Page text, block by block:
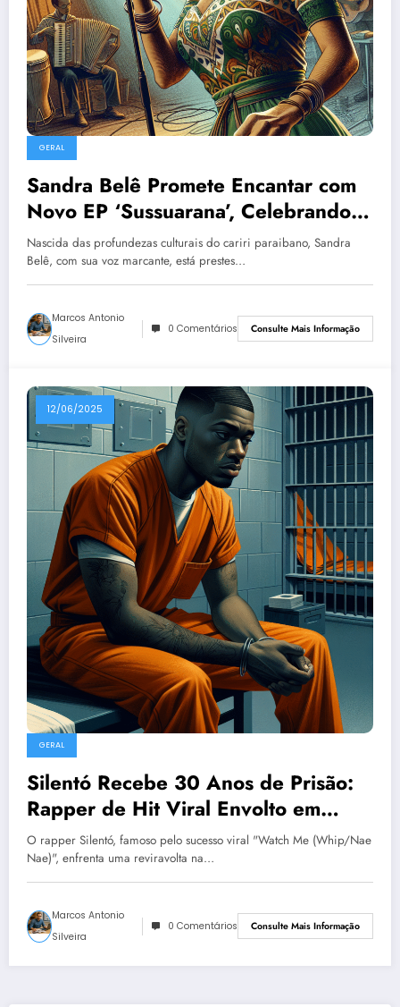
GERAL
Sandra Belê Promete Encantar com
Novo EP ‘Sussuarana’, Celebrando a
Essência Paraibana
Nascida das profundezas culturais do cariri paraibano, Sandra
Belê, com sua voz marcante, está prestes…
Marcos Antonio
Silveira
0 Comentários Consulte Mais Informação
12/06/2025
GERAL
Silentó Recebe 30 Anos de Prisão:
Rapper de Hit Viral Envolto em
Tragédia Familiar
O rapper Silentó, famoso pelo sucesso viral "Watch Me (Whip/Nae
Nae)", enfrenta uma reviravolta na…
Marcos Antonio
Silveira
0 Comentários Consulte Mais Informação